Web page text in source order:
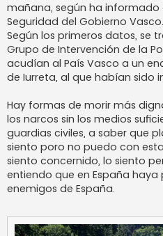
mañana, según ha
Seguridad del Gobierno Vasco.
Según los primeros datos, se
Grupo de Intervención de la
acudían al País Vasco a un
de Iurreta, al que habían sido
Hay formas de morir más
los narcos sin los medios
guardias civiles, a saber que
siento poro no puedo con
siento concernido, lo siento
entiendo que en España
enemigos de España.